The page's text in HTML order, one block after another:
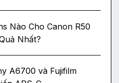
Nào Cho Canon R50
Nhất?
A6700 và Fujifilm